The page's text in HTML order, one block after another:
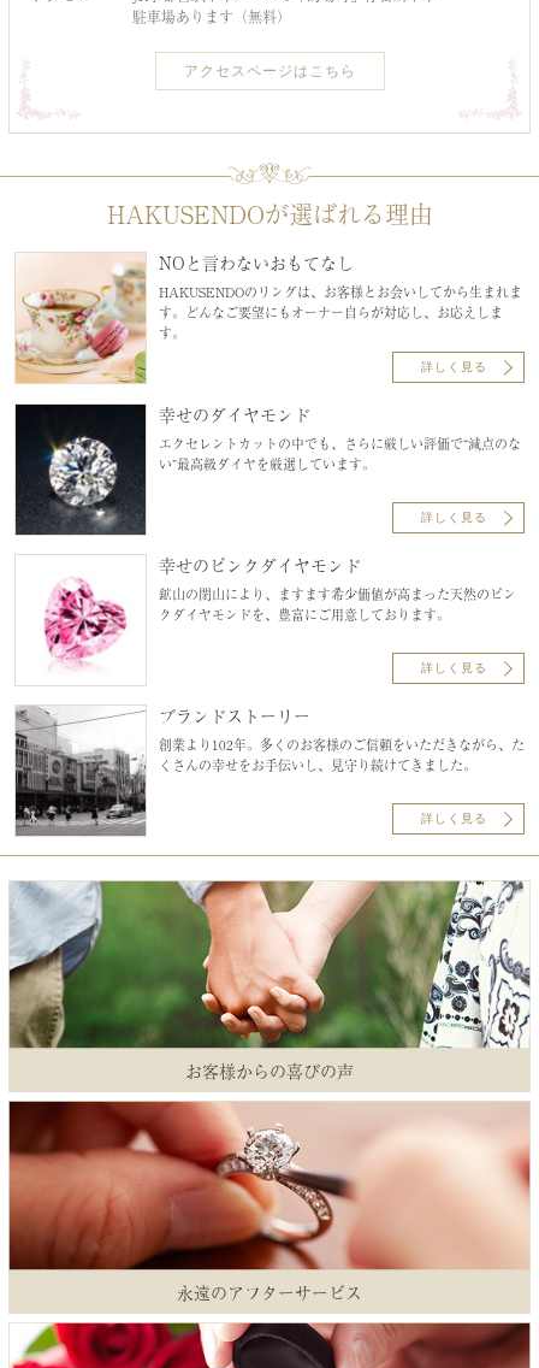
駐車場あります（無料）
アクセスページはこちら
HAKUSENDOが選ばれる理由
NOと言わないおもてなし
HAKUSENDOのリングは、お客様とお会いしてから生まれま
す。どんなご要望にもオーナー自らが対応し、お応えしま
す。
詳しく見る
幸せのダイヤモンド
エクセレントカットの中でも、さらに厳しい評価で“減点のな
い”最高級ダイヤを厳選しています。
詳しく見る
幸せのピンクダイヤモンド
鉱山の閉山により、ますます希少価値が高まった天然のピン
クダイヤモンドを、豊富にご用意しております。
詳しく見る
ブランドストーリー
創業より102年。多くのお客様のご信頼をいただきながら、た
くさんの幸せをお手伝いし、見守り続けてきました。
詳しく見る
お客様からの喜びの声
永遠のアフターサービス